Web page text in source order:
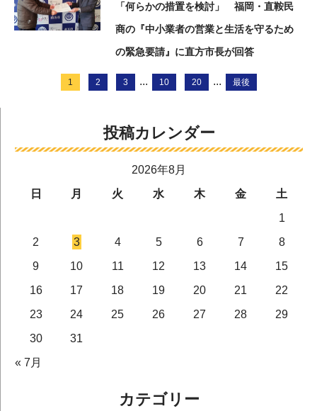
「何らかの措置を検討」 福岡・直鞍民
商の『中小業者の営業と生活を守るため
の緊急要請』に直方市長が回答
1 2 3 ... 10 20 ... 最後
投稿カレンダー
2026年8月
日
月 火 水 木 金
土
1
2
3 4 5 6 7
8
9
10 11 12 13 14
15
16
17 18 19 20 21
22
23
24 25 26 27 28
29
30
31
« 7月
カテゴリー